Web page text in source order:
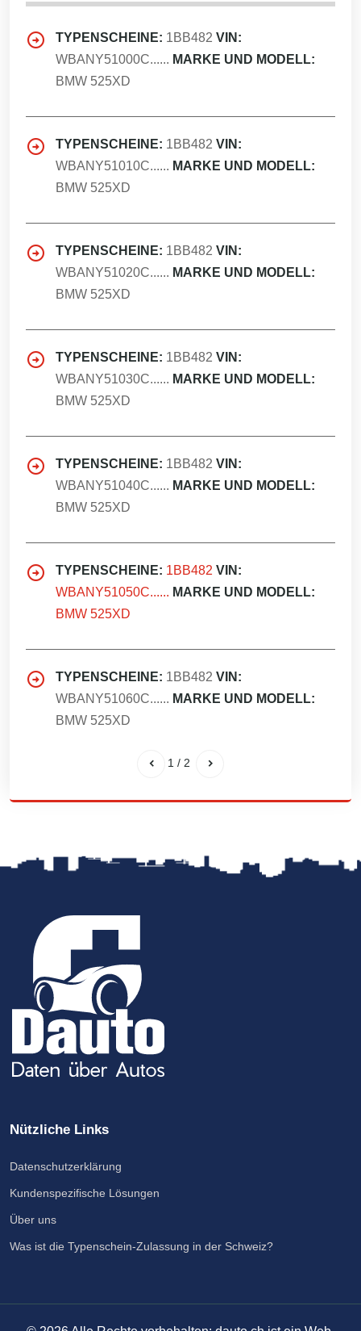
TYPENSCHEINE: 1BB482 VIN:
WBANY51000C...... MARKE UND MODELL:
BMW 525XD
TYPENSCHEINE: 1BB482 VIN:
WBANY51010C...... MARKE UND MODELL:
BMW 525XD
TYPENSCHEINE: 1BB482 VIN:
WBANY51020C...... MARKE UND MODELL:
BMW 525XD
TYPENSCHEINE: 1BB482 VIN:
WBANY51030C...... MARKE UND MODELL:
BMW 525XD
TYPENSCHEINE: 1BB482 VIN:
WBANY51040C...... MARKE UND MODELL:
BMW 525XD
TYPENSCHEINE: 1BB482 VIN:
WBANY51050C...... MARKE UND MODELL:
BMW 525XD
TYPENSCHEINE: 1BB482 VIN:
WBANY51060C...... MARKE UND MODELL:
BMW 525XD
1 / 2
Nützliche Links
Datenschutzerklärung
Kundenspezifische Lösungen
Über uns
Was ist die Typenschein-Zulassung in der Schweiz?